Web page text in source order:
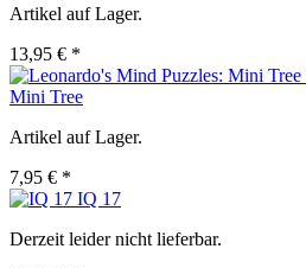
Artikel auf Lager.
13,95 € *
Mini Tree
Artikel auf Lager.
7,95 € *
IQ 17
Derzeit leider nicht lieferbar.